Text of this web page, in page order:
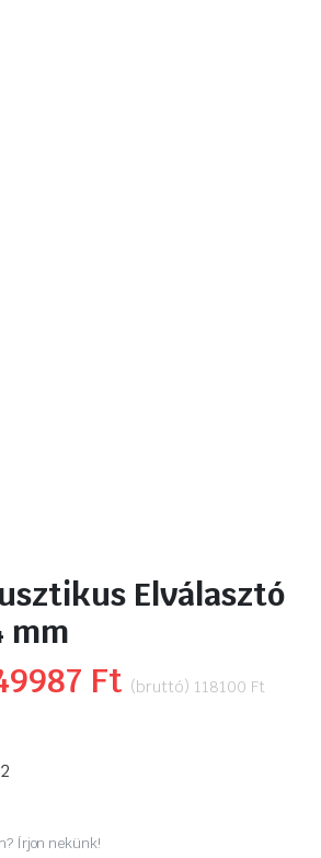
Elválasztó
mm
Ft Current
(bruttó) 118100 Ft
Írjon nekünk!